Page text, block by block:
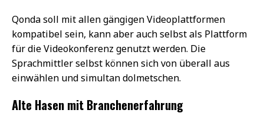
Qonda soll mit allen gängigen Videoplattformen
kompatibel sein, kann aber auch selbst als Plattform
für die Videokonferenz genutzt werden. Die
Sprachmittler selbst können sich von überall aus
einwählen und simultan dolmetschen.
Alte Hasen mit Branchenerfahrung